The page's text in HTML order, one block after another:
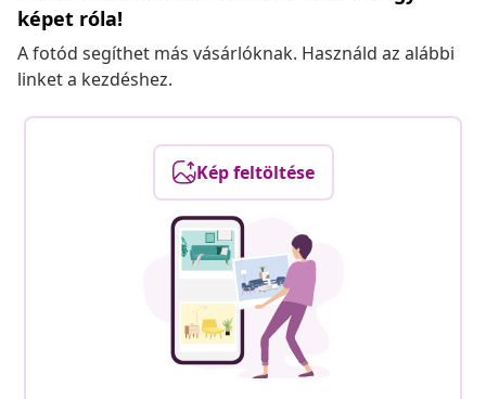
képet róla!
A fotód segíthet más vásárlóknak. Használd az alábbi
linket a kezdéshez.
Kép feltöltése